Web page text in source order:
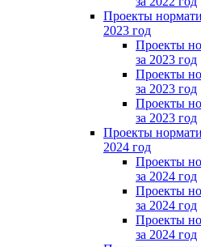
Проекты
2023 год
Проекты
за 2023 год
Проекты
за 2023 год
Проекты
за 2023 год
Проекты
2024 год
Проекты
за 2024 год
Проекты
за 2024 год
Проекты
за 2024 год